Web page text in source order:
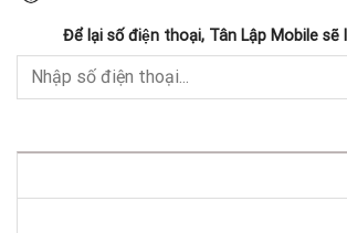
Để lại số điện thoại, Tân Lập Mobile sẽ